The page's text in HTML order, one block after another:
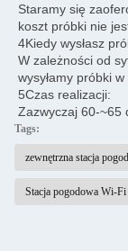
Staramy się
koszt próbki nie
4Kiedy wysłasz
W zależności od
wysyłamy próbki
5Czas realizacji:
Zazwyczaj 60-~65
Tags:
zewnętrzna stacja
Stacja pogodowa Wi-Fi